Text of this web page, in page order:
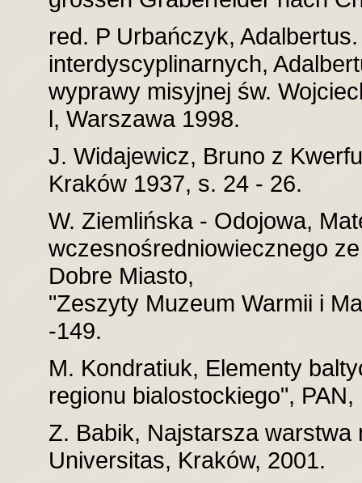
red. P Urbańczyk,
interdyscyplinarnych,
wyprawy misyjnej św.
l, Warszawa 1998.
J. Widajewicz, Bruno z
Kraków 1937, s. 24 - 26.
W. Ziemlińska - Odojowa,
wczesnośredniowiecznego
Dobre Miasto,
"Zeszyty Muzeum Warmii i
-149.
M. Kondratiuk, Elementy
regionu bialostockiego",
Z. Babik, Najstarsza
Universitas, Kraków, 2001.